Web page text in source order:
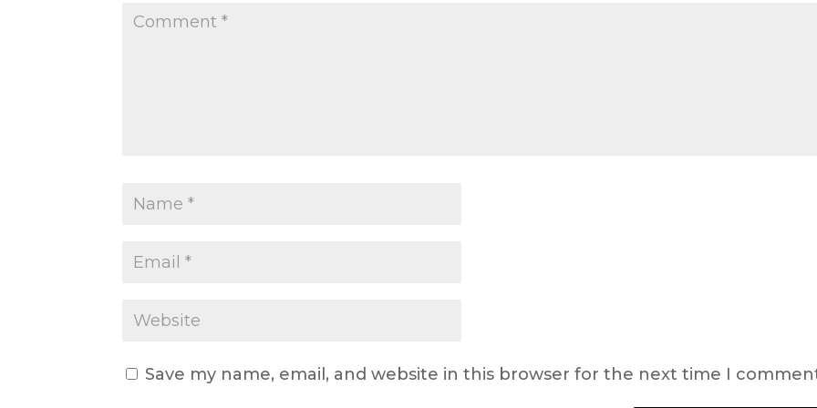
Save my name, email, and website in this browser for the next time I